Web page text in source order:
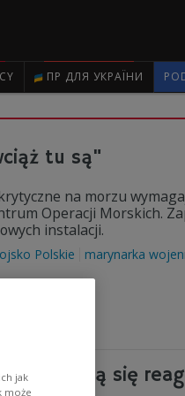
ПР ДЛЯ УКРАЇНИ
tu są"
na morzu
Operacji Morskich.
instalacji.
Polskie marynarka
uczą się
jak
może